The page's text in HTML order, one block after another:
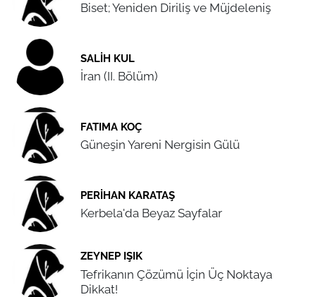
Biset; Yeniden Diriliş ve Müjdeleniş
SALIH KUL
İran (II. Bölüm)
FATIMA KOÇ
Güneşin Yareni Nergisin Gülü
PERIHAN KARATAŞ
Kerbela'da Beyaz Sayfalar
ZEYNEP IŞIK
Tefrikanın Çözümü İçin Üç Noktaya
Dikkat!